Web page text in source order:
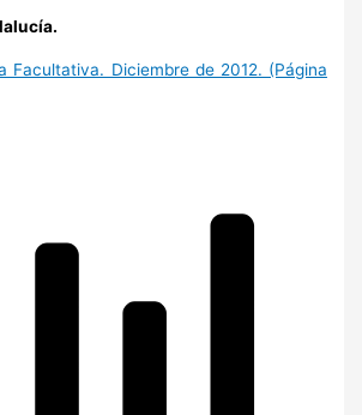
Facultativa. Diciembre de 2012. (Página